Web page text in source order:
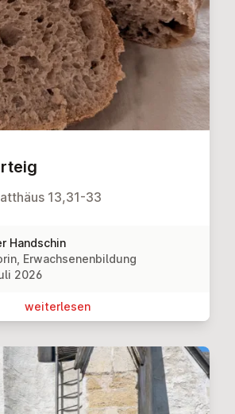
13,31-33
Handschin
Erwachsenenbildung
2026
wei­ter­le­sen